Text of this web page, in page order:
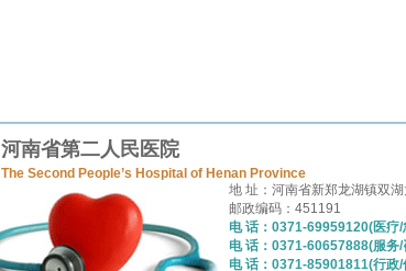
河南省第二人民医院
The Second People’s Hospital of Henan Province
地 址：河南省新郑龙湖镇双
邮政编码：451191
电 话：0371-69959120(医疗/
电 话：0371-60657888(服务/
电 话：0371-85901811(行政/